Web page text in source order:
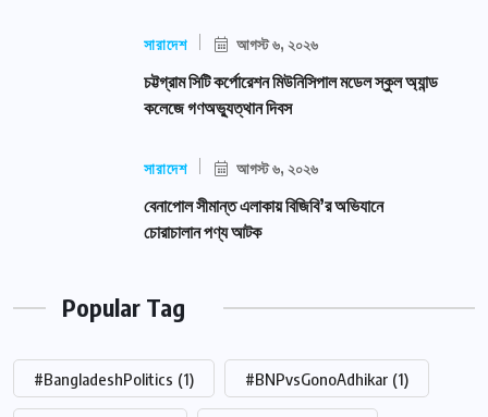
সারাদেশ আগস্ট ৬, ২০২৬
চট্টগ্রাম সিটি কর্পোরেশন মিউনিসিপাল মডেল স্কুল অ্যান্ড
কলেজে গণঅভ্যুত্থান দিবস
সারাদেশ আগস্ট ৬, ২০২৬
বেনাপোল সীমান্ত এলাকায় বিজিবি’র অভিযানে
চোরাচালান পণ্য আটক
Popular Tag
#BangladeshPolitics (1) #BNPvsGonoAdhikar (1)